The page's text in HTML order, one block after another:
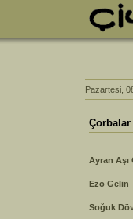
Pazartesi,
Çorbalar
Ayran Aşı
Ezo Gelin
Soğuk